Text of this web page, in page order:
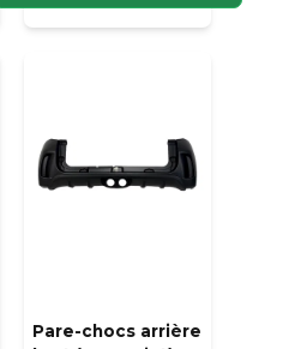
Pare-chocs arrière